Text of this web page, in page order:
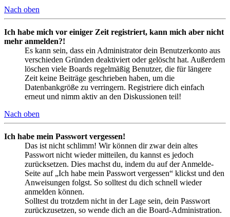
Nach oben
Ich habe mich vor einiger Zeit registriert, kann mich aber nicht
mehr anmelden?!
Es kann sein, dass ein Administrator dein Benutzerkonto aus
verschieden Gründen deaktiviert oder gelöscht hat. Außerdem
löschen viele Boards regelmäßig Benutzer, die für längere
Zeit keine Beiträge geschrieben haben, um die
Datenbankgröße zu verringern. Registriere dich einfach
erneut und nimm aktiv an den Diskussionen teil!
Nach oben
Ich habe mein Passwort vergessen!
Das ist nicht schlimm! Wir können dir zwar dein altes
Passwort nicht wieder mitteilen, du kannst es jedoch
zurücksetzen. Dies machst du, indem du auf der Anmelde-
Seite auf „Ich habe mein Passwort vergessen“ klickst und den
Anweisungen folgst. So solltest du dich schnell wieder
anmelden können.
Solltest du trotzdem nicht in der Lage sein, dein Passwort
zurückzusetzen, so wende dich an die Board-Administration.